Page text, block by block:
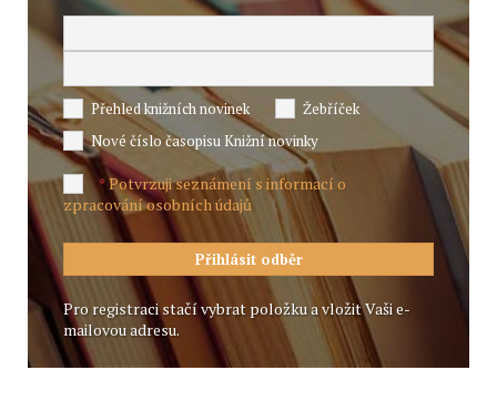
Přehled knižních novinek
Žebříček
Nové číslo časopisu Knižní novinky
*Potvrzuji seznámení s informací o
zpracování osobních údajů
Pro registraci stačí vybrat položku a vložit Vaši e-
mailovou adresu.